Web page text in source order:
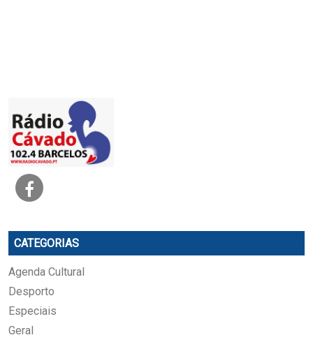
CATEGORIAS
Agenda Cultural
Desporto
Especiais
Geral